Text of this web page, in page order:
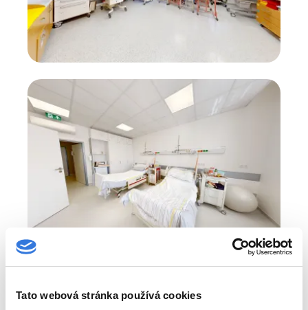
Tato webová stránka používá cookies